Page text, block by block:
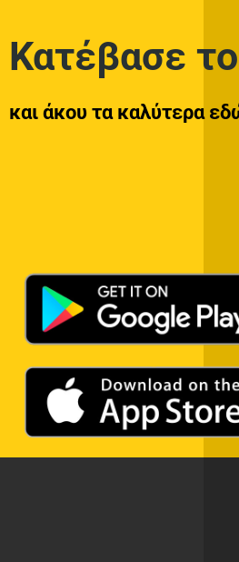
Κατέβασε
και άκου τα καλύτερα